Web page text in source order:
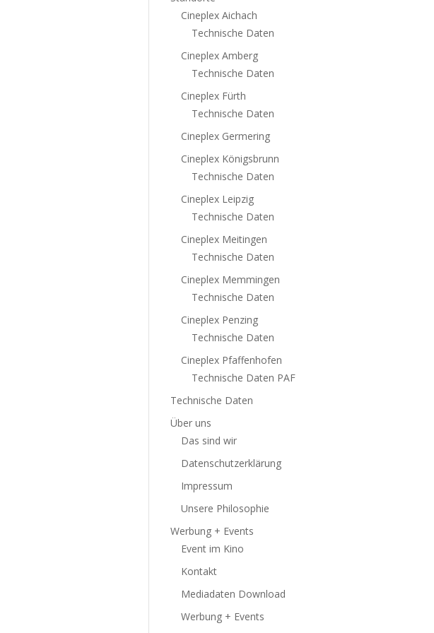
Cineplex Aichach
Technische Daten
Cineplex Amberg
Technische Daten
Cineplex Fürth
Technische Daten
Cineplex Germering
Cineplex Königsbrunn
Technische Daten
Cineplex Leipzig
Technische Daten
Cineplex Meitingen
Technische Daten
Cineplex Memmingen
Technische Daten
Cineplex Penzing
Technische Daten
Cineplex Pfaffenhofen
Technische Daten PAF
Technische Daten
Über uns
Das sind wir
Datenschutzerklärung
Impressum
Unsere Philosophie
Werbung + Events
Event im Kino
Kontakt
Mediadaten Download
Werbung + Events